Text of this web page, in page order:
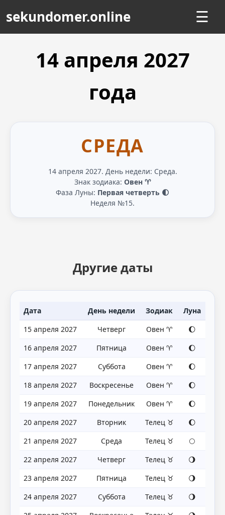
sekundomer.online ☰
14 апреля 2027
года
СРЕДА
14 апреля 2027. День недели: Среда.
Знак зодиака: Овен ♈
Фаза Луны: Первая четверть 🌓
Неделя №15.
Другие даты
Дата День недели Зодиак
Луна
15 апреля 2027
Четверг Овен ♈
🌔
16 апреля 2027
Пятница Овен ♈
🌔
17 апреля 2027
Суббота Овен ♈
🌔
18 апреля 2027
Воскресенье Овен ♈
🌔
19 апреля 2027
Понедельник Овен ♈
🌔
20 апреля 2027
Вторник Телец ♉
🌔
21 апреля 2027
Среда Телец ♉
🌕
22 апреля 2027
Четверг Телец ♉
🌖
23 апреля 2027
Пятница Телец ♉
🌖
24 апреля 2027
Суббота Телец ♉
🌖